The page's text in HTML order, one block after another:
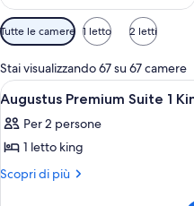
Filtri
disponibili
per
le
camere
Tutte le camere 1 letto 2 letti
Stai visualizzando 67 su 67 camere
Apri
tutte
le
foto
per
3
Augustus Premium Suite 1
Per 2 persone
1 letto king
Scopri di più
Altri